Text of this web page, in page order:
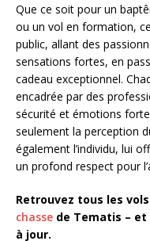
Que ce soit pour un
ou un vol en formation,
public, allant des
sensations fortes, en
cadeau exceptionnel.
encadrée par des
sécurité et émotions
seulement la perception
également l’individu, lui
un profond respect pour
Retrouvez tous les
chasse de Tematis –
à jour.